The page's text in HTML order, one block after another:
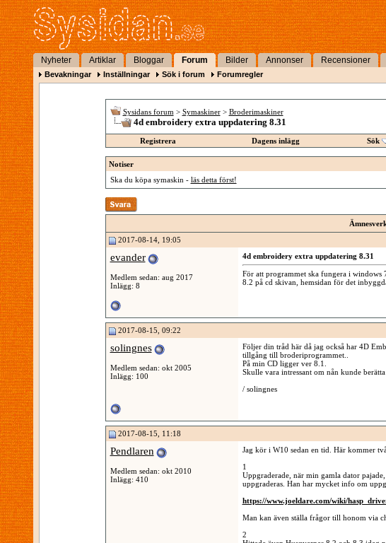
Nyheter Artiklar Bloggar Forum Bilder Annonser Recensioner
Bevakningar Inställningar Sök i forum Forumregler
Sysidans forum > Symaskiner > Broderimaskiner
4d embroidery extra uppdatering 8.31
Registrera
Dagens inlägg Sök
Notiser
Ska du köpa symaskin - läs detta först!
2017-08-14, 19:05
evander
Medlem sedan: aug 2017
Inlägg: 8
4d embroidery extra uppdatering 8.31
För att programmet ska fungera i
8.2 på cd skivan, hemsidan för det
2017-08-15, 09:22
solingnes
Medlem sedan: okt 2005
Inlägg: 100
Följer din tråd här då jag också har 4D
tillgång till broderiprogrammet..
På min CD ligger ver 8.1.
Skulle vara intressant om nån kunde
/ solingnes
2017-08-15, 11:18
Pendlaren
Medlem sedan: okt 2010
Inlägg: 410
Jag kör i W10 sedan en tid. Här kommer
1
Uppgraderade, när min gamla dator
uppgraderas. Han har mycket info om
https://www.joeldare.com/wiki/
Man kan även ställa frågor till honom via
2